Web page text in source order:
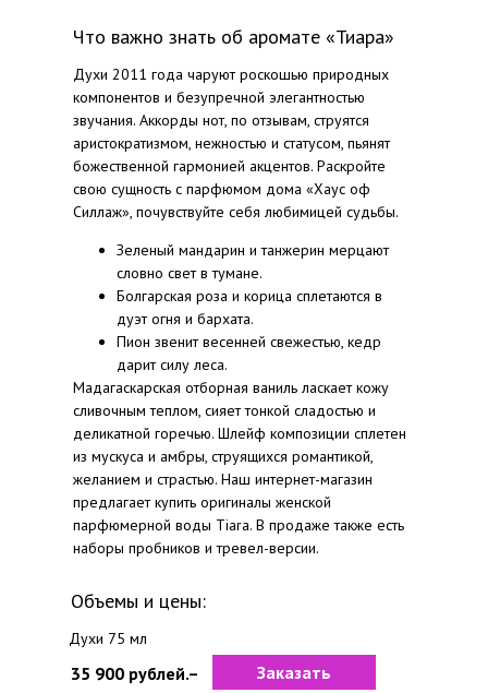
Духи 2011 года чаруют роскошью природных
компонентов и безупречной элегантностью
звучания. Аккорды нот, по отзывам, струятся
аристократизмом, нежностью и статусом, пьянят
божественной гармонией акцентов. Раскройте
свою сущность с парфюмом дома «Хаус оф
Силлаж», почувствуйте себя любимицей судьбы.
Зеленый мандарин и танжерин мерцают
словно свет в тумане.
Болгарская роза и корица сплетаются в
дуэт огня и бархата.
Пион звенит весенней свежестью, кедр
дарит силу леса.
Мадагаскарская отборная ваниль ласкает кожу
сливочным теплом, сияет тонкой сладостью и
деликатной горечью. Шлейф композиции сплетен
из мускуса и амбры, струящихся романтикой,
желанием и страстью. Наш интернет-магазин
предлагает купить оригиналы женской
парфюмерной воды Tiara. В продаже также есть
наборы пробников и тревел-версии.
Что важно знать об аромате «Тиара»
Объемы и цены:
Духи 75 мл
35 900 рублей.– Заказать